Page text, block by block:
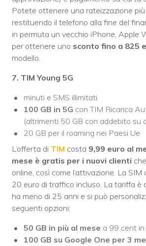
Potete ottenere una rateizzazione
restituendo il telefono alla fine del
in permuta un vecchio iPhone, Apple
per ottenere uno sconto fino a 825
modello.
7. TIM Young 5G
minuti e SMS illimitati
100 GB in 5G con TIM Ricarica
(altrimenti 50 GB con addebito su
20 GB per il roaming nei Paesi Ue
L’offerta di TIM costa 9,99 euro al
mese è gratis per i nuovi clienti
online, così come l’attivazione. La
20 euro di traffico incluso. La tariffa è
ha meno di 25 anni e si può
seguenti opzioni:
50 GB in più al mese a 99 cent in
100 GB su Google One per 3